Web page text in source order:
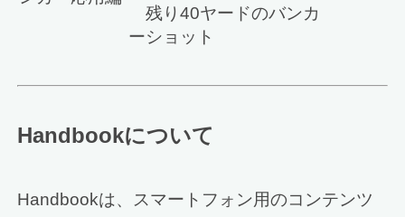
残り40ヤードのバンカ
ーショット
Handbookについて
Handbookは、スマートフォン用のコンテンツ